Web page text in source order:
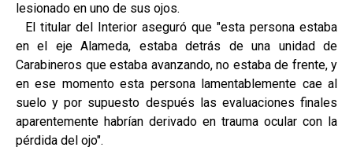
lesionado en uno de sus ojos.
El titular del Interior aseguró que "esta persona estaba
en el eje Alameda, estaba detrás de una unidad de
Carabineros que estaba avanzando, no estaba de frente, y
en ese momento esta persona lamentablemente cae al
suelo y por supuesto después las evaluaciones finales
aparentemente habrían derivado en trauma ocular con la
pérdida del ojo".